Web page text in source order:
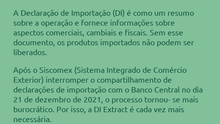
A Declaração de Importação (DI) é como um resumo
sobre a operação e fornece informações sobre
aspectos comerciais, cambiais e fiscais. Sem esse
documento, os produtos importados não podem ser
liberados.
Após o Siscomex (Sistema Integrado de Comércio
Exterior) interromper o compartilhamento de
declarações de importação com o Banco Central no dia
21 de dezembro de 2021, o processo tornou- se mais
burocrático. Por isso, a DI Extract é cada vez mais
necessária.